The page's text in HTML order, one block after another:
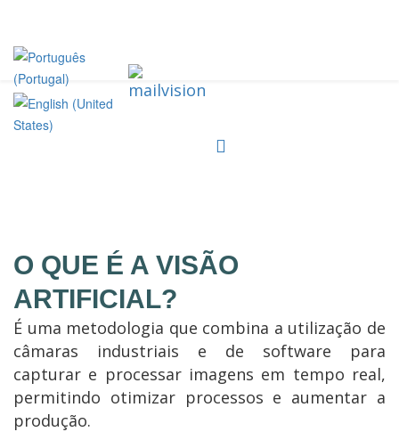
O QUE É A VISÃO
ARTIFICIAL?
É uma metodologia que combina a utilização de
câmaras industriais e de software para
capturar e processar imagens em tempo real,
permitindo otimizar processos e aumentar a
produção.